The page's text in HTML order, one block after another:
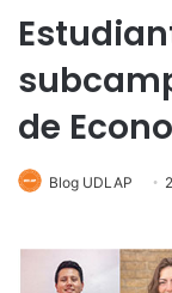
de
Blog UDLAP